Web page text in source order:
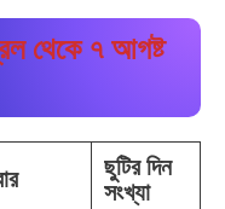
থেকে ৭ আগষ্ট
ছুটির দিন
সংখ্যা